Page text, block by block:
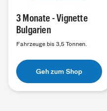
3 Monate - Vignette
Bulgarien
Fahrzeuge bis 3,5 Tonnen.
Geh zum Shop